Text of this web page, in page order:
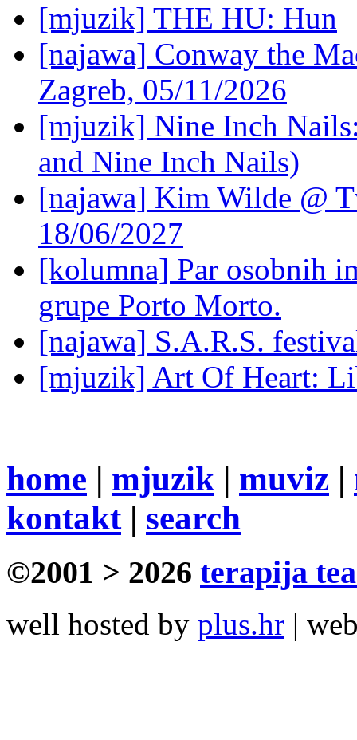
[mjuzik] THE HU: Hun
[najawa] Conway the
Zagreb, 05/11/2026
[mjuzik] Nine Inch
and Nine Inch Nails)
[najawa] Kim Wilde @
18/06/2027
[kolumna] Par osobnih
grupe Porto Morto.
[najawa] S.A.R.S.
[mjuzik] Art Of Heart:
home | mjuzik | muviz |
kontakt| search
©2001 > 2026 terapija
well hosted by plus.hr |